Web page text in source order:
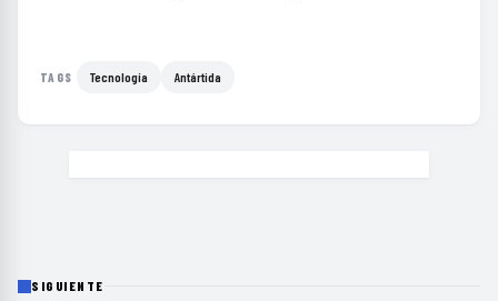
TAGS Tecnología Antártida
SIGUIENTE